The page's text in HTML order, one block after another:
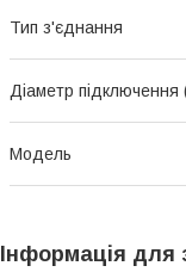
Тип з'єднання
Діаметр підключення
Мoдель
Інформація для